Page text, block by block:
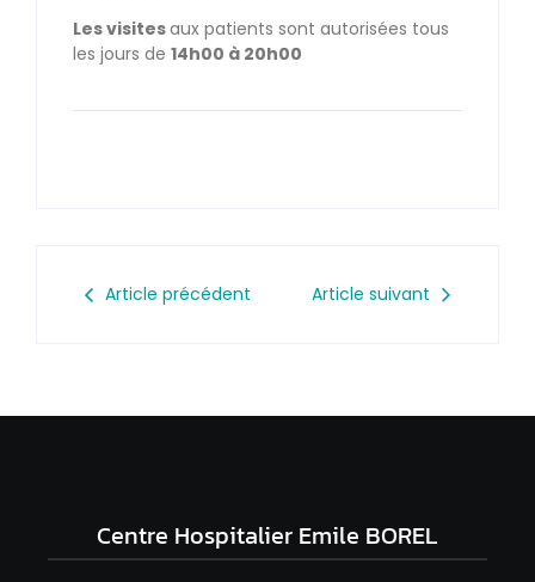
Les visitesaux patients sont autorisées tous
les jours de 14h00 à 20h00
Article précédent Article suivant
Centre Hospitalier Emile BOREL